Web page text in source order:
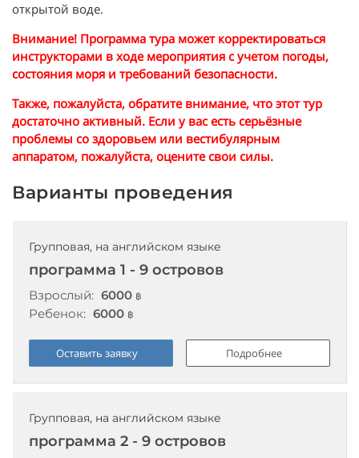
открытой воде.
Внимание! Программа тура может корректироваться
инструкторами в ходе мероприятия с учетом погоды,
состояния моря и требований безопасности.
Также, пожалуйста, обратите внимание, что этот тур
достаточно активный. Если у вас есть серьёзные
проблемы со здоровьем или вестибулярным
аппаратом, пожалуйста, оцените свои силы.
Варианты проведения
Групповая, на английском языке
программа 1 - 9 островов
Взрослый: 6000 ฿
Ребенок: 6000 ฿
Оставить заявку Подробнее
Групповая, на английском языке
программа 2 - 9 островов